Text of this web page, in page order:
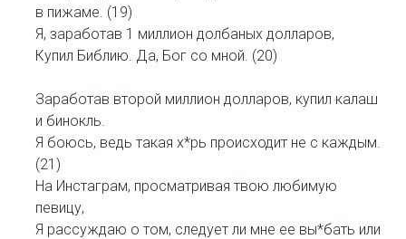
в пижаме. (19)
Я, заработав 1 миллион долбаных долларов,
Купил Библию. Да, Бог со мной. (20)
Заработав второй миллион долларов, купил калаш
и бинокль.
Я боюсь, ведь такая х*рь происходит не с каждым.
(21)
На Инстаграм, просматривая твою любимую
певицу,
Я рассуждаю о том, следует ли мне ее вы*бать или